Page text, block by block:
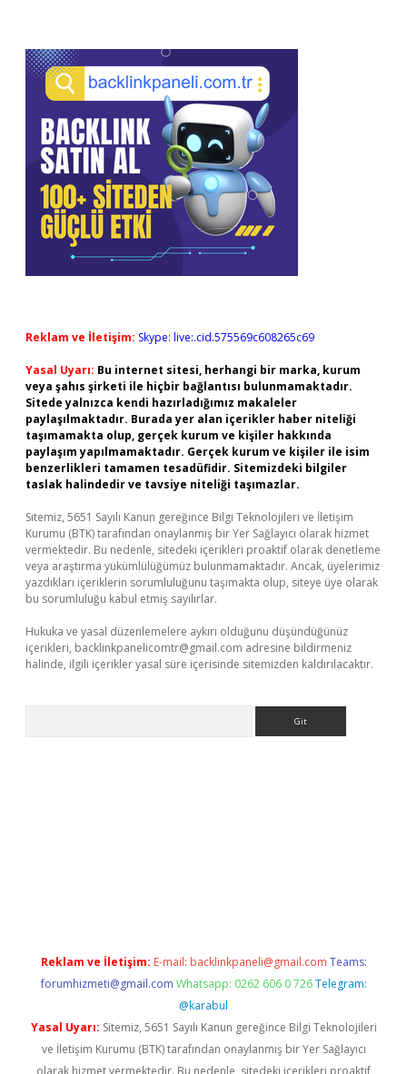
Reklam ve İletişim: Skype: live:.cid.575569c608265c69
Yasal Uyarı: Bu internet sitesi, herhangi bir marka, kurum
veya şahıs şirketi ile hiçbir bağlantısı bulunmamaktadır.
Sitede yalnızca kendi hazırladığımız makaleler
paylaşılmaktadır. Burada yer alan içerikler haber niteliği
taşımamakta olup, gerçek kurum ve kişiler hakkında
paylaşım yapılmamaktadır. Gerçek kurum ve kişiler ile isim
benzerlikleri tamamen tesadüfidir. Sitemizdeki bilgiler
taslak halindedir ve tavsiye niteliği taşımazlar.
Sitemiz, 5651 Sayılı Kanun gereğince Bilgi Teknolojileri ve İletişim
Kurumu (BTK) tarafından onaylanmış bir Yer Sağlayıcı olarak hizmet
vermektedir. Bu nedenle, sitedeki içerikleri proaktif olarak denetleme
veya araştırma yükümlülüğümüz bulunmamaktadır. Ancak, üyelerimiz
yazdıkları içeriklerin sorumluluğunu taşımakta olup, siteye üye olarak
bu sorumluluğu kabul etmiş sayılırlar.
Hukuka ve yasal düzenlemelere aykırı olduğunu düşündüğünüz
içerikleri, backlinkpanelicomtr@gmail.com adresine bildirmeniz
halinde, ilgili içerikler yasal süre içerisinde sitemizden kaldırılacaktır.
Reklam ve İletişim: E-mail: backlinkpaneli@gmail.com Teams:
forumhizmeti@gmail.com Whatsapp: 0262 606 0 726 Telegram:
@karabul
Yasal Uyarı: Sitemiz, 5651 Sayılı Kanun gereğince Bilgi Teknolojileri
ve İletişim Kurumu (BTK) tarafından onaylanmış bir Yer Sağlayıcı
olarak hizmet vermektedir. Bu nedenle, sitedeki içerikleri proaktif